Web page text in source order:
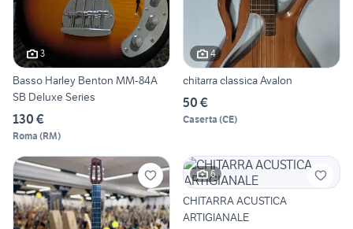
3
Basso Harley Benton MM-84A
SB Deluxe Series
130 €
Roma (RM)
4
chitarra classica Avalon
50 €
Caserta (CE)
6
CHITARRA ACUSTICA
ARTIGIANALE